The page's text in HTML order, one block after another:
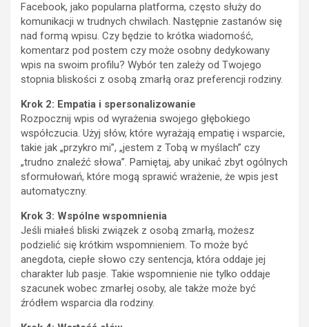
Facebook, jako popularna platforma, często służy do
komunikacji w trudnych chwilach. Następnie zastanów się
nad formą wpisu. Czy będzie to krótka wiadomość,
komentarz pod postem czy może osobny dedykowany
wpis na swoim profilu? Wybór ten zależy od Twojego
stopnia bliskości z osobą zmarłą oraz preferencji rodziny.
Krok 2: Empatia i spersonalizowanie
Rozpocznij wpis od wyrażenia swojego głębokiego
współczucia. Użyj słów, które wyrażają empatię i wsparcie,
takie jak „przykro mi”, „jestem z Tobą w myślach” czy
„trudno znaleźć słowa”. Pamiętaj, aby unikać zbyt ogólnych
sformułowań, które mogą sprawić wrażenie, że wpis jest
automatyczny.
Krok 3: Wspólne wspomnienia
Jeśli miałeś bliski związek z osobą zmarłą, możesz
podzielić się krótkim wspomnieniem. To może być
anegdota, ciepłe słowo czy sentencja, która oddaje jej
charakter lub pasje. Takie wspomnienie nie tylko oddaje
szacunek wobec zmarłej osoby, ale także może być
źródłem wsparcia dla rodziny.